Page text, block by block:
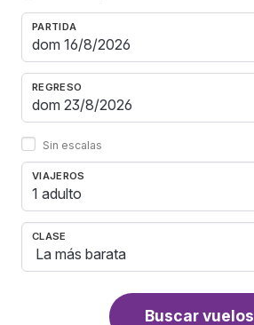
PARTIDA
REGRESO
Sin escalas
VIAJEROS
1 adulto
CLASE
Buscar vuelos